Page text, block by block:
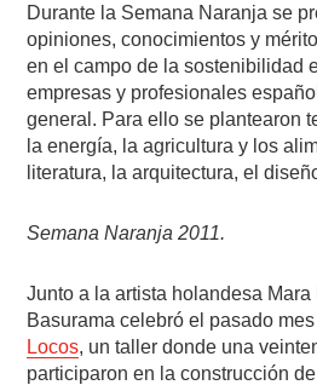
Durante la Semana Naranja se
opiniones, conocimientos y
en el campo de la sostenibilidad
empresas y profesionales
general. Para ello se plantearon
la energía, la agricultura y los
literatura, la arquitectura, el
Semana Naranja 2011.
Junto a la artista holandesa
Basurama celebró el pasado
Locos, un taller donde una
participaron en la construcción